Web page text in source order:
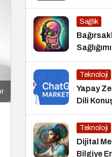
Sağlık
Teknoloji
Yapay
Dili
Yönelik
Teknoloji
Dijital
Bilgiye